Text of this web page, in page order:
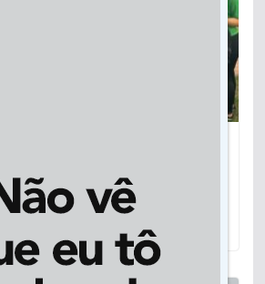
Estadual é a primeira
do Sul a ser Lixo Zero